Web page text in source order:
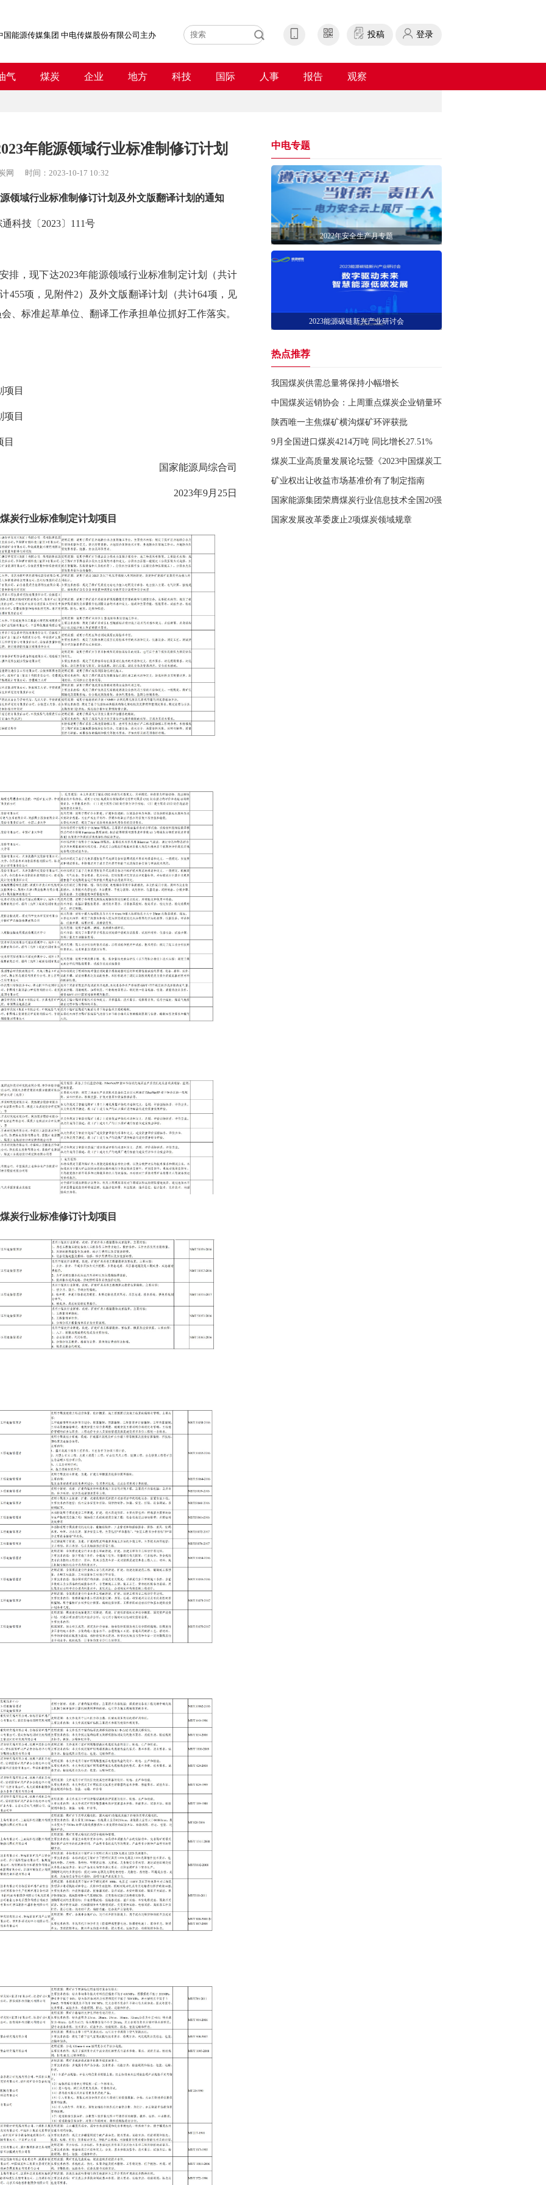
国能源传媒集团 中电传媒股份有限公司主办 投稿 登录
气 煤炭 企业 地方 科技 国际 人事 报告 观察
年能源领域行业标准制修订计划
网 时间： 2023-10-17 10:32
领域行业标准制修订计划及外文版翻译计划的通知
科技〔2023〕111号
，现下达2023年能源领域行业标准制定计划（共计
455项，见附件2）及外文版翻译计划（共计64项，见
、标准起草单位、翻译工作承担单位抓好工作落实。
目
目
国家能源局综合司
2023年9月25日
炭行业标准制定计划项目
炭行业标准修订计划项目
中电专题
2022年安全生产月专题
2023能源碳链新兴产业研讨会
热点推荐
我国煤炭供需总量将保持小幅增长
中国煤炭运销协会：上周重点煤炭企业销量环比增加
陕西唯一主焦煤矿横沟煤矿环评获批
9月全国进口煤炭4214万吨 同比增长27.51%
煤炭工业高质量发展论坛暨《2023中国煤炭工业发展报告》发布会在京召
矿业权出让收益市场基准价有了制定指南
国家能源集团荣膺煤炭行业信息技术全国20强榜首
国家发展改革委废止2项煤炭领域规章